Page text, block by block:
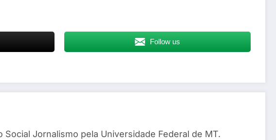
Follow us
Jornalismo pela Universidade Federal de MT.